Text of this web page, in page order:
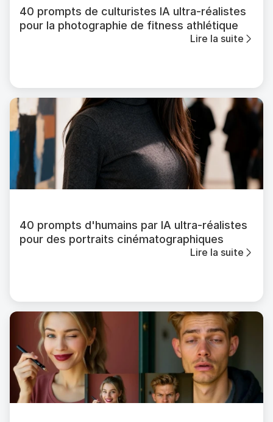
40 prompts de culturistes IA ultra-réalistes
pour la photographie de fitness athlétique
Lire la suite
40 prompts d'humains par IA ultra-réalistes
pour des portraits cinématographiques
Lire la suite